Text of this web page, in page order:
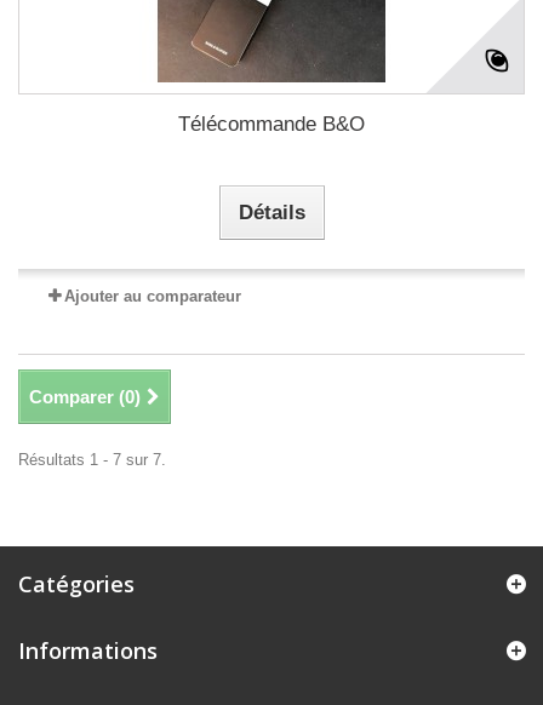
Télécommande B&O
Détails
Ajouter au comparateur
Comparer (0)
Résultats 1 - 7 sur 7.
Catégories
Informations